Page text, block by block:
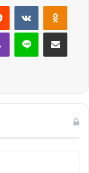
Reddit VKontakte
Viber Line E-Posta ile